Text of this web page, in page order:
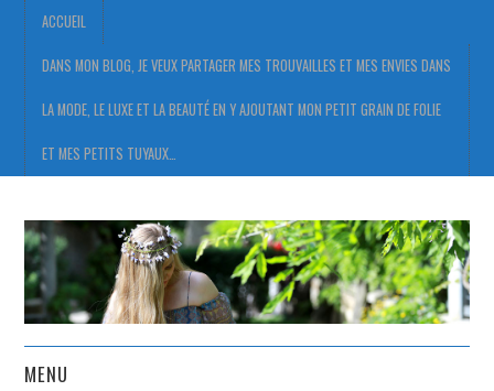
ACCUEIL
DANS MON BLOG, JE VEUX PARTAGER MES TROUVAILLES ET MES ENVIES DANS
LA MODE, LE LUXE ET LA BEAUTÉ EN Y AJOUTANT MON PETIT GRAIN DE FOLIE
ET MES PETITS TUYAUX…
MENU